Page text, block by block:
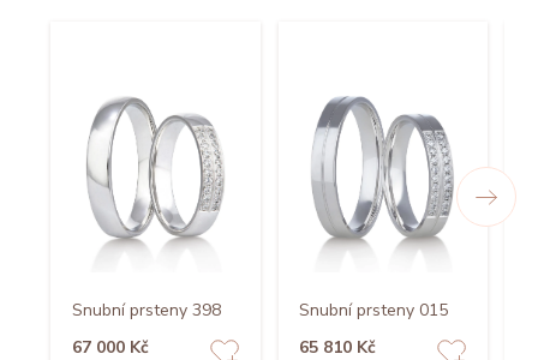
Snubní prsteny 398
67 000 Kč
Snubní prsteny 015
65 810 Kč